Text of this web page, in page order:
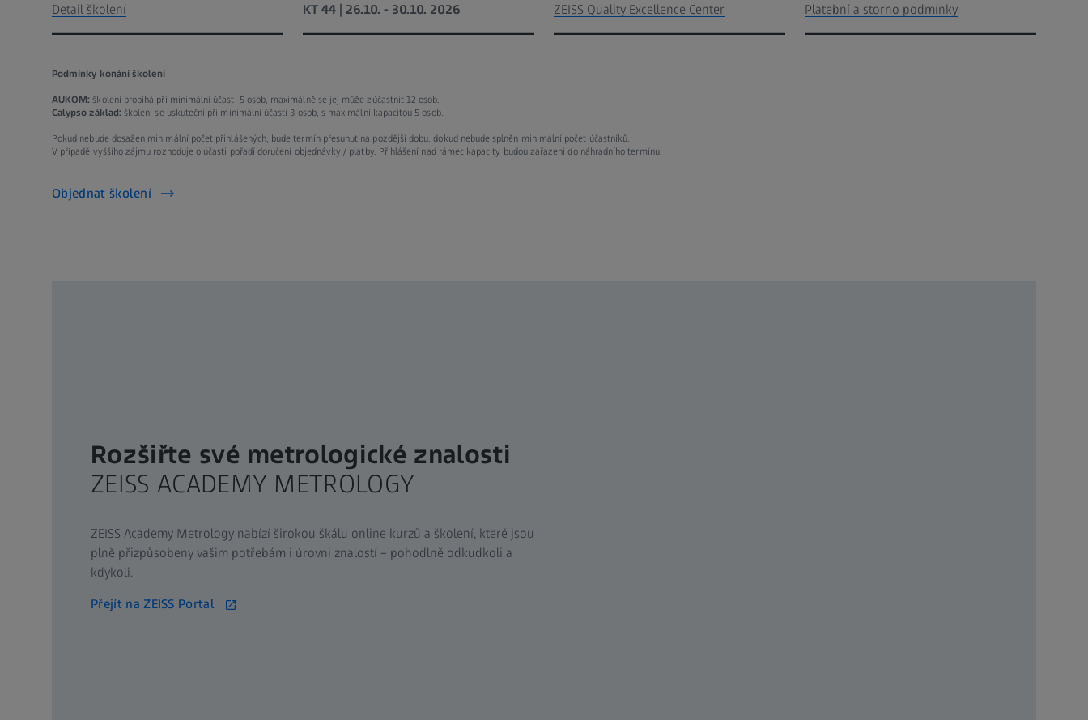
Detail školení
KT 44 | 26.10. - 30.10. 2026
ZEISS Quality Excellence Center Platební a storno podmínky
Podmínky konání školení
AUKOM:školení probíhá při minimální účasti 5 osob, maximálně se jej může zúčastnit 12 osob.
Calypso základ: školení se uskuteční při minimální účasti 3 osob, s maximální kapacitou 5 osob.
Pokud nebude dosažen minimální počet přihlášených, bude termín přesunut na pozdější dobu. dokud nebude splněn minimální počet účastníků.
V případě vyššího zájmu rozhoduje o účasti pořadí doručení objednávky / platby. Přihlášení nad rámec kapacity budou zařazeni do náhradního termínu.
Objednat školení
Rozšiřte své metrologické znalosti
ZEISS ACADEMY METROLOGY
ZEISS Academy Metrology nabízí širokou škálu online kurzů a školení, které jsou
plně přizpůsobeny vašim potřebám i úrovni znalostí – pohodlně odkudkoli a
kdykoli.
Přejít na ZEISS Portal